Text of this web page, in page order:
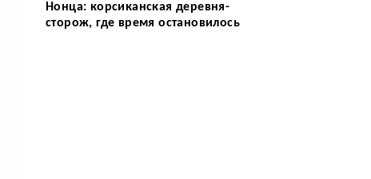
Нонца: корсиканская деревня-
сторож, где время остановилось